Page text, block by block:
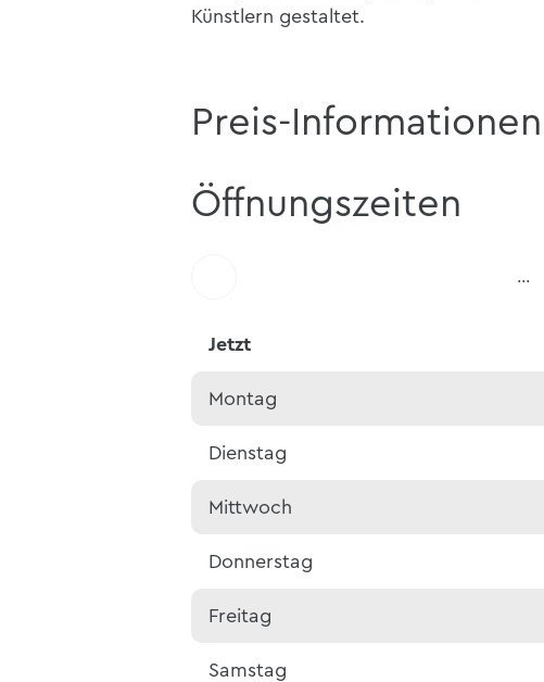
Künstlern gestaltet.
Preis-Informationen
Öffnungszeiten
…
Jetzt
Montag
Dienstag
Mittwoch
Donnerstag
Freitag
Samstag